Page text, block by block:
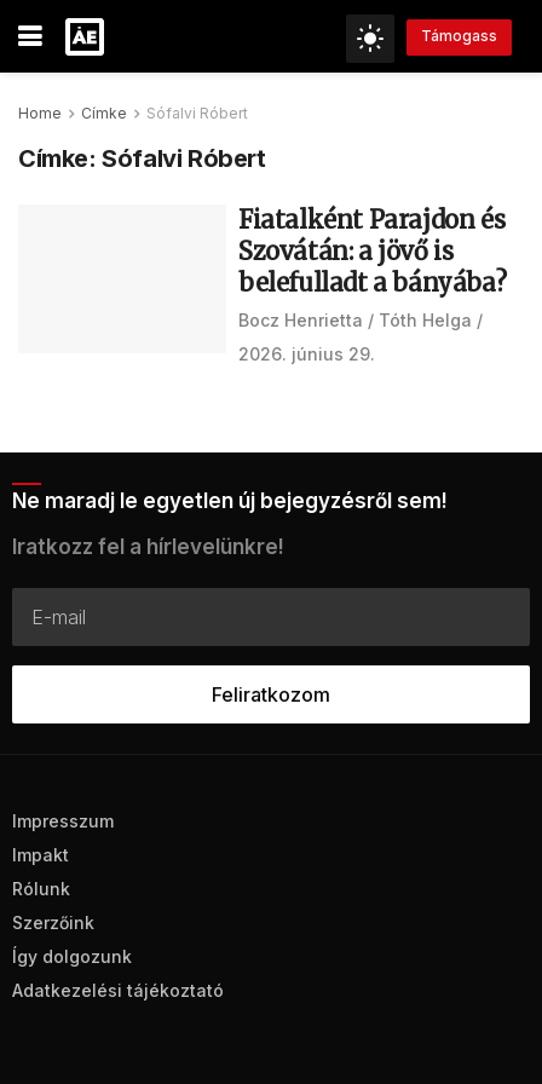
Támogass
Home Címke Sófalvi Róbert
Címke:Sófalvi Róbert
Fiatalként Parajdon és
Szovátán: a jövő is
belefulladt a bányába?
Bocz Henrietta
Tóth Helga
2026. június 29.
Ne maradj le egyetlen új bejegyzésről sem!
Iratkozz fel a hírlevelünkre!
Impresszum
Impakt
Rólunk
Szerzőink
Így dolgozunk
Adatkezelési tájékoztató